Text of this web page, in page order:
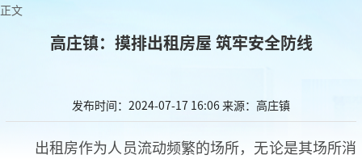
正文
高庄镇：摸排出租房屋 筑牢安全防线
发布时间：2024-07-17 16:06来源：高庄镇
出租房作为人员流动频繁的场所，无论是其场所消